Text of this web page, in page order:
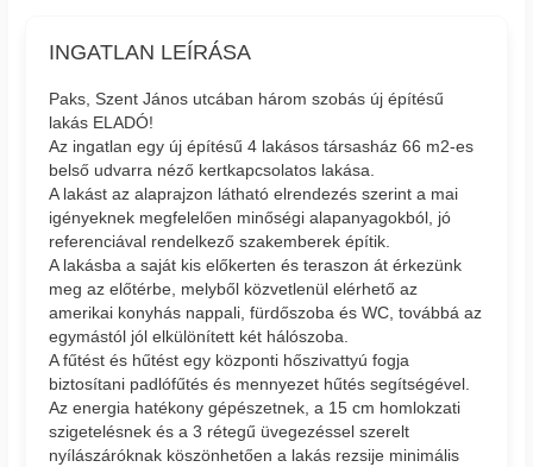
INGATLAN LEÍRÁSA
Paks, Szent János utcában három szobás új építésű
lakás ELADÓ!
Az ingatlan egy új építésű 4 lakásos társasház 66 m2-es
belső udvarra néző kertkapcsolatos lakása.
A lakást az alaprajzon látható elrendezés szerint a mai
igényeknek megfelelően minőségi alapanyagokból, jó
referenciával rendelkező szakemberek építik.
A lakásba a saját kis előkerten és teraszon át érkezünk
meg az előtérbe, melyből közvetlenül elérhető az
amerikai konyhás nappali, fürdőszoba és WC, továbbá az
egymástól jól elkülönített két hálószoba.
A fűtést és hűtést egy központi hőszivattyú fogja
biztosítani padlófűtés és mennyezet hűtés segítségével.
Az energia hatékony gépészetnek, a 15 cm homlokzati
szigetelésnek és a 3 rétegű üvegezéssel szerelt
nyílászáróknak köszönhetően a lakás rezsije minimális